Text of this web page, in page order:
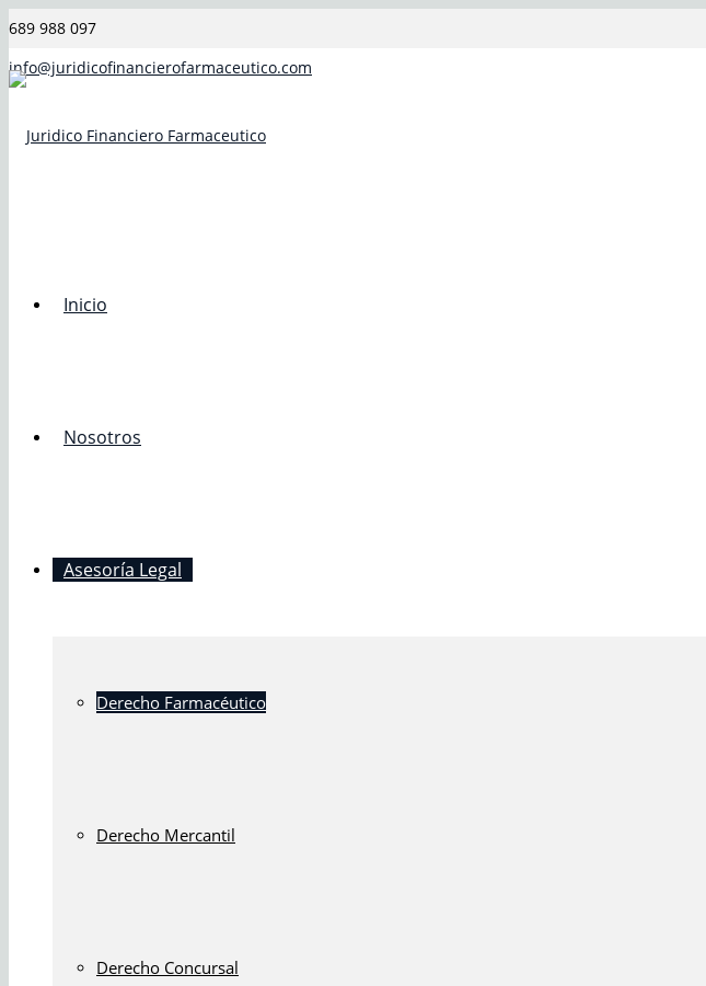
689 988 097
info@juridicofinancierofarmaceutico.com
Inicio
Nosotros
Asesoría Legal
Derecho Farmacéutico
Derecho Mercantil
Derecho Concursal